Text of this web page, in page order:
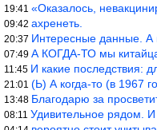
19:41 «Оказалось,
09:42 ахренеть.
20:37 Интересные данные. А по
07:49 А КОГДА-ТО мы
11:45 И какие последствия: для
21:01 (Ь) А когда-то (в 1967
13:48 Благодарю за
08:11 Удивительное рядом. И